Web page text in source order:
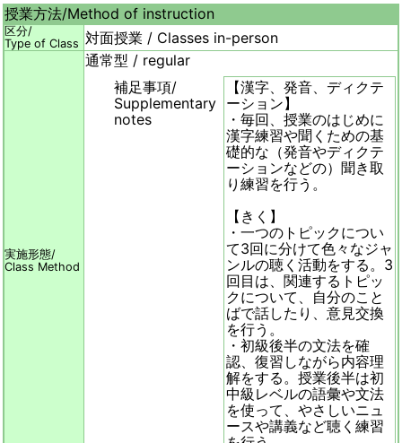
授業方法/Method of instruction
区分/
Type of Class 対面授業 / Classes in-person
実施形態/
Class Method
通常型 / regular
補足事項/
Supplementary
notes
【漢字、発音、ディクテ
ーション】
・毎回、授業のはじめに
漢字練習や聞くための基
礎的な（発音やディクテ
ーションなどの）聞き取
り練習を行う。
【きく】
・一つのトピックについ
て3回に分けて色々なジャ
ンルの聴く活動をする。3
回目は、関連するトピッ
クについて、自分のこと
ばで話したり、意見交換
を行う。
・初級後半の文法を確
認、復習しながら内容理
解をする。授業後半は初
中級レベルの語彙や文法
を使って、やさしいニュ
ースや講義など聴く練習